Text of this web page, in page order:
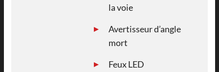
la voie
Avertisseur d’angle
mort
Feux LED